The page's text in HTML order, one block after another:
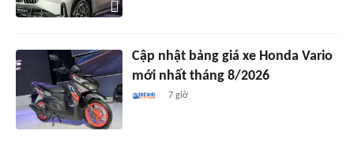
Cập nhật bảng giá xe Honda Vario
mới nhất tháng 8/2026
7 giờ